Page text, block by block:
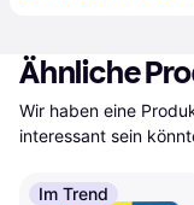
Ähnliche
Wir haben eine
interessant sein
Im Trend